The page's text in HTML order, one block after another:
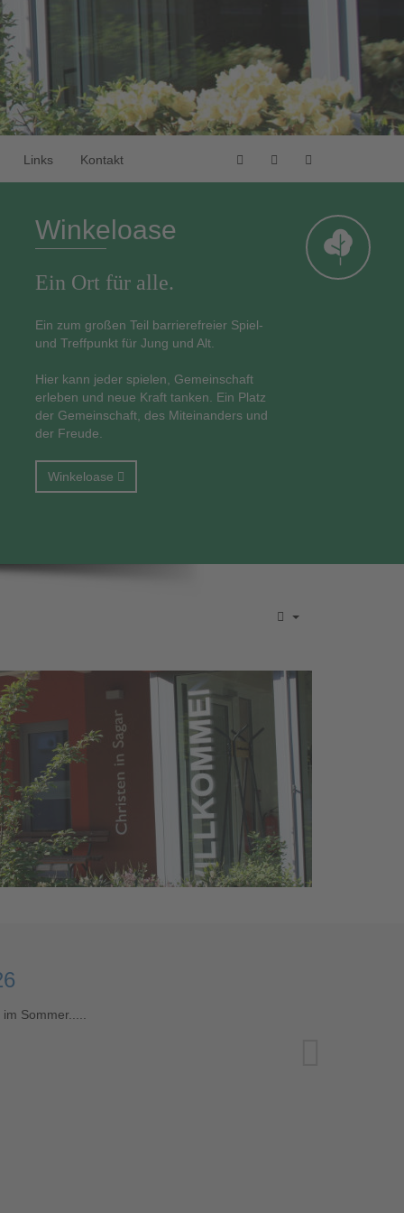
Links Kontakt
Winkeloase
Ein Ort für alle.
Ein zum großen Teil barrierefreier Spiel-
und Treffpunkt für Jung und Alt.
Hier kann jeder spielen, Gemeinschaft
erleben und neue Kraft tanken. Ein Platz
der Gemeinschaft, des Miteinanders und
der Freude.
Winkeloase
Sommer.....